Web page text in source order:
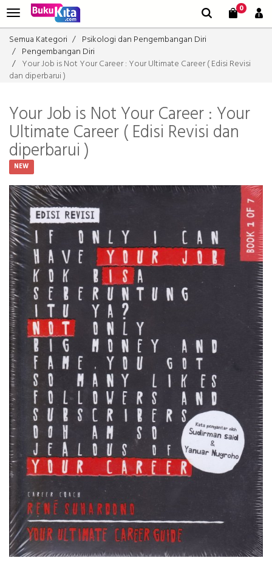
0
Semua Kategori
Psikologi dan Pengembangan Diri
Pengembangan Diri
Your Job is Not Your Career : Your Ultimate Career ( Edisi Revisi
dan diperbarui )
Your Job is Not Your Career : Your
Ultimate Career ( Edisi Revisi dan
diperbarui )
NEW